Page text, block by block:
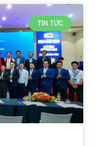
TIN TỨC